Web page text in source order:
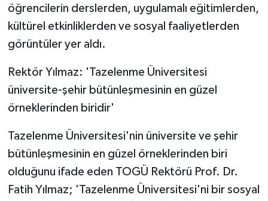
öğrencilerin derslerden, uygulamalı eğitimlerden,
kültürel etkinliklerden ve sosyal faaliyetlerden
görüntüler yer aldı.
Rektör Yılmaz: 'Tazelenme Üniversitesi
üniversite-şehir bütünleşmesinin en güzel
örneklerinden biridir'
Tazelenme Üniversitesi'nin üniversite ve şehir
bütünleşmesinin en güzel örneklerinden biri
olduğunu ifade eden TOGÜ Rektörü Prof. Dr.
Fatih Yılmaz; 'Tazelenme Üniversitesi'ni bir sosyal